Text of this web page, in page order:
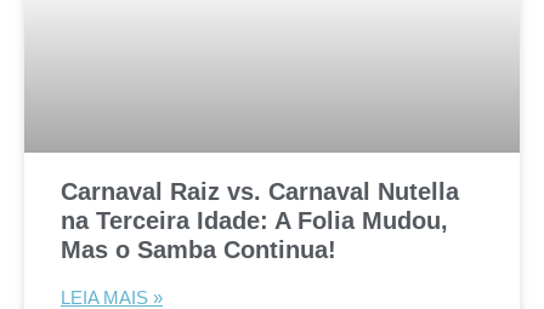
Carnaval Raiz vs. Carnaval Nutella
na Terceira Idade: A Folia Mudou,
Mas o Samba Continua!
LEIA MAIS »